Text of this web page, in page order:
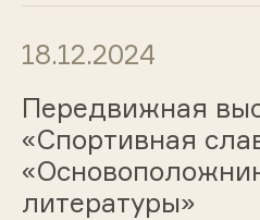
18.12.2024
Передвижная
«Спортивная
литературы»